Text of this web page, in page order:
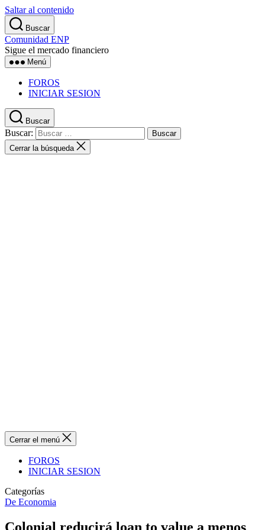
Saltar al contenido
Buscar
Comunidad ENP
Sigue el mercado financiero
Menú
FOROS
INICIAR SESION
Buscar
Buscar:
Cerrar la búsqueda
Cerrar el menú
FOROS
INICIAR SESION
Categorías
De Economia